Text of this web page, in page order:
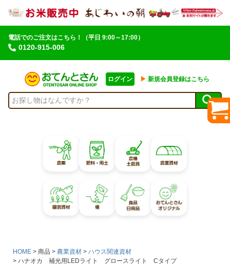
電話でのご注文はこちら！
0120-915-006
（平日 9:00～17:00）
ログイン ▶︎ 新規会員登録はこちら
HOME 商品 農業資材
ハウス関連資材
ハナオカ 補光用LEDライト グロースライト Cタイプ